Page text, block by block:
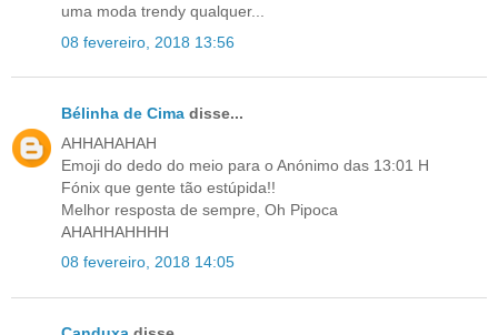
uma moda trendy qualquer...
08 fevereiro, 2018 13:56
Bélinha de Cima disse...
AHHAHAHAH
Emoji do dedo do meio para o Anónimo das 13:01 H
Fónix que gente tão estúpida!!
Melhor resposta de sempre, Oh Pipoca
AHAHHAHHHH
08 fevereiro, 2018 14:05